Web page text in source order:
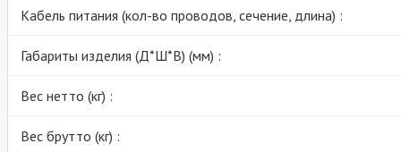
Кабель питания (кол-во проводов, сечение, длина) :
Габариты изделия (Д*Ш*В) (мм) :
Вес нетто (кг) :
Вес брутто (кг) :